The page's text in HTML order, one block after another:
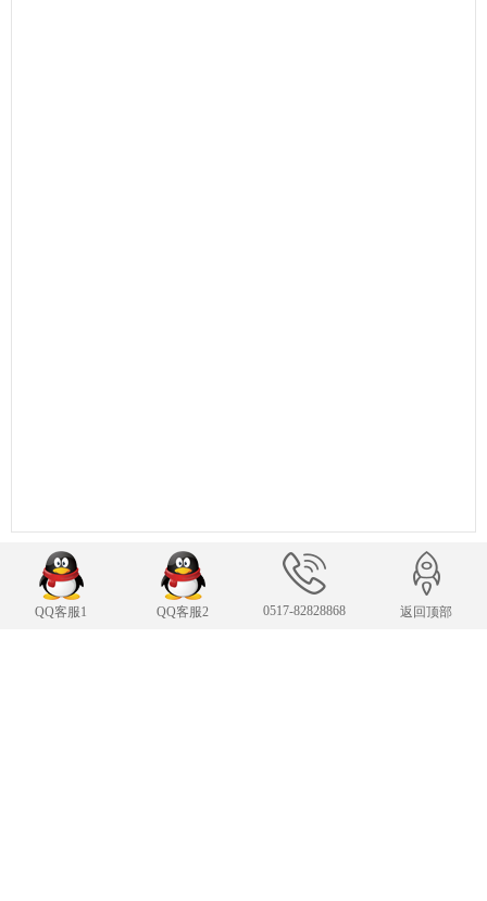
QQ客服1 QQ客服2 0517-82828868 返回顶部